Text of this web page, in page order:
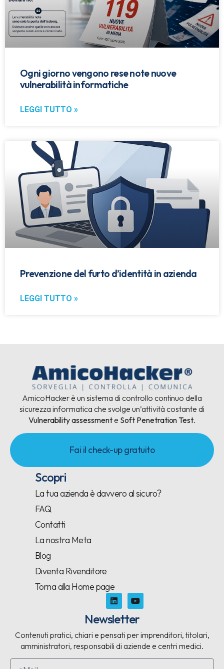
Ogni giorno vengono rese note nuove
vulnerabilità informatiche
LEGGI TUTTO »
Prevenzione del furto d’identità in azienda
LEGGI TUTTO »
AmicoHacker è un sistema di controllo continuo della
sicurezza informatica che svolge un’attività costante di
Vulnerability assessmente Soft Penetration Test.
Fai il check-up gratuito
Scopri
La tua azienda è davvero al sicuro?
FAQ
Contatti
La nostra Meta
Blog
Diventa Rivenditore
Torna alla Home page
Newsletter
Contenuti pratici, chiari e pensati per imprenditori, titolari,
amministratori, responsabili di aziende e centri medici.